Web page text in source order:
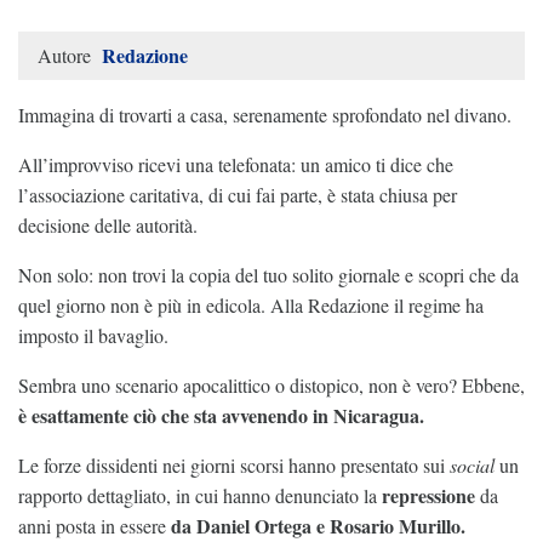
Autore Redazione
Immagina di trovarti a casa, serenamente sprofondato nel divano.
All’improvviso ricevi una telefonata: un amico ti dice che
l’associazione caritativa, di cui fai parte, è stata chiusa per
decisione delle autorità.
Non solo: non trovi la copia del tuo solito giornale e scopri che da
quel giorno non è più in edicola. Alla Redazione il regime ha
imposto il bavaglio.
Sembra uno scenario apocalittico o distopico, non è vero? Ebbene,
è esattamente ciò che sta avvenendo inNicaragua.
Le forze dissidenti nei giorni scorsi hanno presentato sui socialun
rapporto dettagliato, in cui hanno denunciato la repressioneda
anni posta in essereda Daniel Ortega e Rosario Murillo.